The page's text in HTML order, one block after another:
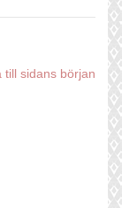
till sidans början